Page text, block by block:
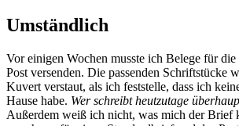
Umständlich
Vor einigen Wochen musste ich Belege für
Post versenden. Die passenden Schriftstücke
Kuvert verstaut, als ich feststelle, dass ich
Hause habe. Wer schreibt heutzutage
Außerdem weiß ich nicht, was mich der Brief